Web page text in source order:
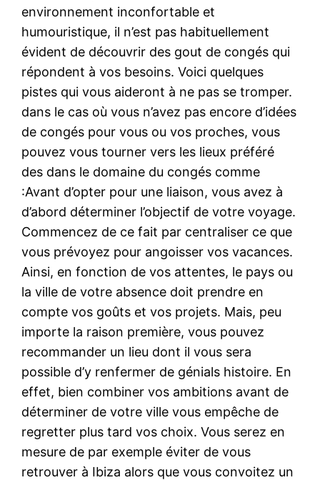
environnement inconfortable et
humouristique, il n’est pas habituellement
évident de découvrir des gout de congés qui
répondent à vos besoins. Voici quelques
pistes qui vous aideront à ne pas se tromper.
dans le cas où vous n’avez pas encore d’idées
de congés pour vous ou vos proches, vous
pouvez vous tourner vers les lieux préféré
des dans le domaine du congés comme
:Avant d’opter pour une liaison, vous avez à
d’abord déterminer l’objectif de votre voyage.
Commencez de ce fait par centraliser ce que
vous prévoyez pour angoisser vos vacances.
Ainsi, en fonction de vos attentes, le pays ou
la ville de votre absence doit prendre en
compte vos goûts et vos projets. Mais, peu
importe la raison première, vous pouvez
recommander un lieu dont il vous sera
possible d’y renfermer de génials histoire. En
effet, bien combiner vos ambitions avant de
déterminer de votre ville vous empêche de
regretter plus tard vos choix. Vous serez en
mesure de par exemple éviter de vous
retrouver à Ibiza alors que vous convoitez un